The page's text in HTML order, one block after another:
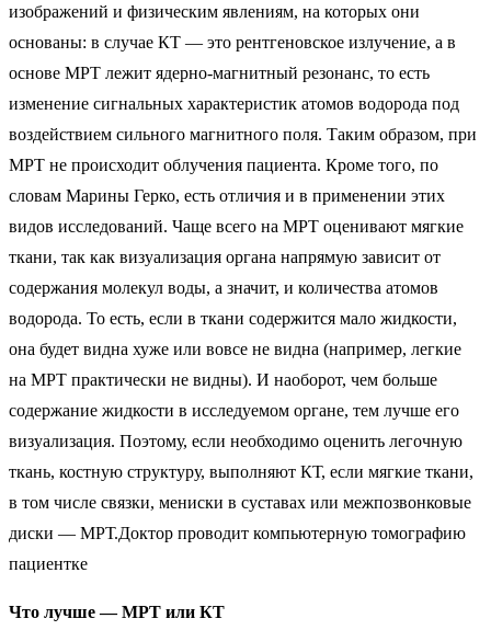
изображений и физическим явлениям, на которых они
основаны: в случае КТ — это рентгеновское излучение, а в
основе МРТ лежит ядерно-магнитный резонанс, то есть
изменение сигнальных характеристик атомов водорода под
воздействием сильного магнитного поля. Таким образом, при
МРТ не происходит облучения пациента. Кроме того, по
словам Марины Герко, есть отличия и в применении этих
видов исследований. Чаще всего на МРТ оценивают мягкие
ткани, так как визуализация органа напрямую зависит от
содержания молекул воды, а значит, и количества атомов
водорода. То есть, если в ткани содержится мало жидкости,
она будет видна хуже или вовсе не видна (например, легкие
на МРТ практически не видны). И наоборот, чем больше
содержание жидкости в исследуемом органе, тем лучше его
визуализация. Поэтому, если необходимо оценить легочную
ткань, костную структуру, выполняют КТ, если мягкие ткани,
в том числе связки, мениски в суставах или межпозвонковые
диски — МРТ.Доктор проводит компьютерную томографию
пациентке
Что лучше — МРТ или КТ